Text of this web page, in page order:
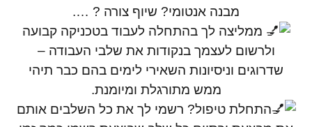
מבנה אנטומי? שיוף צורה ? ….
ממליצה לך בהתחלה לעבוד בטכניקה קבועה
ולרשום לעצמך בנקודות את שלבי העבודה –
שדרוגים וניסיונות השאירי לימים בהם כבר תיהי
ממש מתורגלת ומיומנת.
התחלת טיפול? רשמי לך את כל השלבים אותם